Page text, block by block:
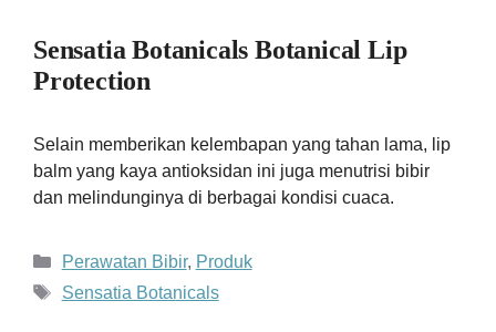
Sensatia Botanicals Botanical Lip
Protection
Selain memberikan kelembapan yang tahan lama, lip
balm yang kaya antioksidan ini juga menutrisi bibir
dan melindunginya di berbagai kondisi cuaca.
Kategori
Perawatan Bibir, Produk
Tag
Sensatia Botanicals